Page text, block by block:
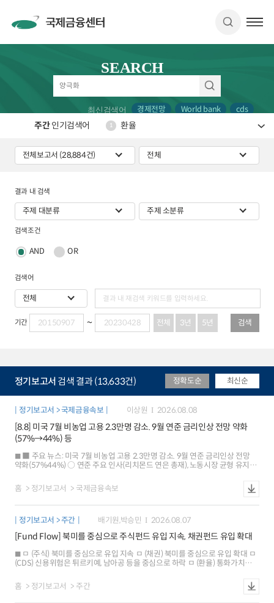
SEARCH
최신검색어 경제전망 World bank cds
결과 내 검색
검색조건
AND OR
검색어
기간 전체 3년 5년 검색
정기보고서 검색 결과 (13,633건) 정확도순 최신순
정기보고서 > 국제금융속보 이상원 2026.08.08
[8.8] 미국 7월 비농업 고용 2.3만명 감소. 9월 연준 금리인상 전망 약화
(57%→44%) 등
■ 주요 뉴스: 미국 7월 비농업 고용 2.3만명 감소. 9월 연준 금리인상 전망
약화(57%44%) ○ 연준 주요 인사(리치몬드 연은 총재), 노동시장 균형 유지
초반 유지 ○ 유로존 6월 산업생산(+0.2%), 예상치(+0.1%) 상회했으나 저성장
우려 지속 ○ 중국ㆍ대만 7월 수출, 반도체 수출 호조 등으로 20~30%대
하락[-3bp] ○ 주가: 미국 SP500은 금리인상 전망 후퇴에 따른 위험선호 개선
이어지면서 사상 최고(+0.3%) ○ 환율: 달러화지수는 고용지표 부진 등으로
내외 금리차가 축소되면서 하락 유로화와 엔화 가치는 각각 0.3%, 0.4% 상승
○ 금리: 미국 10년물은 연준 금리인상 전망 약화 및 인플레이션 기대 둔화로
하락 독일은 유가에 연동해 상승하다가 미국 고용지표 발표 직후 반락(-1bp) ※
(스왑포인트-0.55원)
홈 정기보고서 국제금융속보
정기보고서 > 주간 배기원,박승민 2026.08.07
[Fund Flow] 북미를 중심으로 주식펀드 유입 지속, 채권펀드 유입 확대
ㅁ (주식) 북미를 중심으로 유입 지속 ㅁ (채권) 북미를 중심으로 유입 확대 ㅁ
(CDS) 신용위험은 튀르키예, 남아공 등을 중심으로 하락 ㅁ (환율) 통화가치는
홈
정기보고서 주간
주간인기검색어 1 환율